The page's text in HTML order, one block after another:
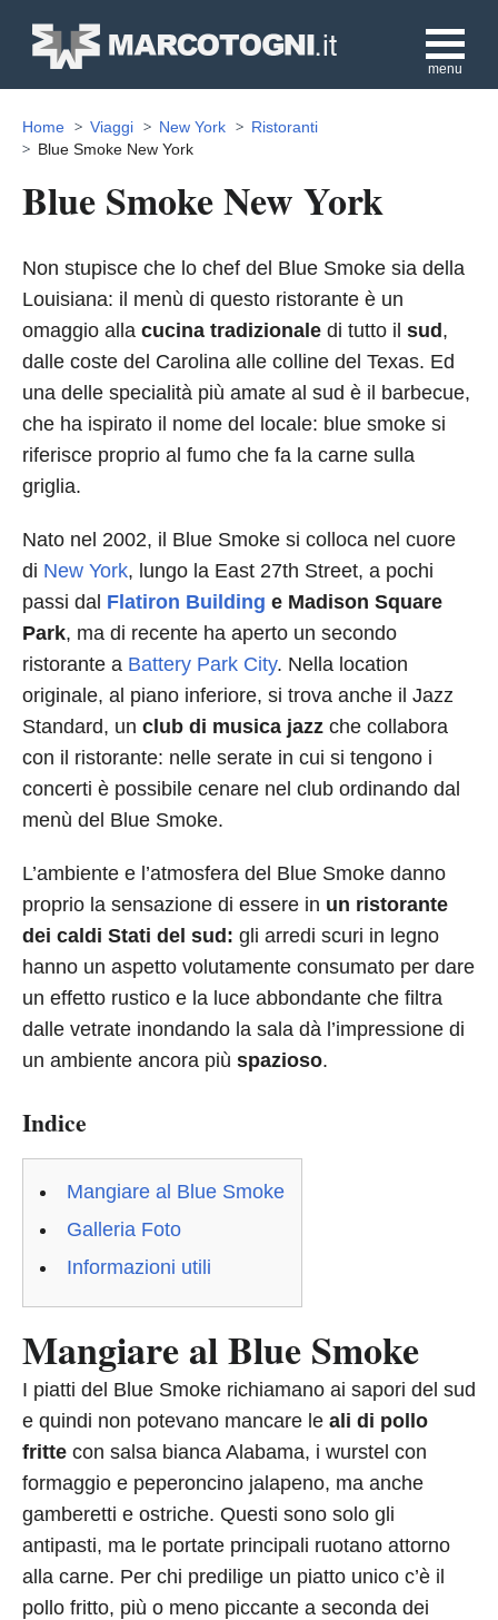
menu
Home Viaggi New York
Ristoranti
Blue Smoke New York
Blue Smoke New York
Non stupisce che lo chef del Blue Smoke sia della
Louisiana: il menù di questo ristorante è un
omaggio alla cucina tradizionale di tutto il sud ,
dalle coste del Carolina alle colline del Texas. Ed
una delle specialità più amate al sud è il barbecue,
che ha ispirato il nome del locale: blue smoke si
riferisce proprio al fumo che fa la carne sulla
griglia.
Nato nel 2002, il Blue Smoke si colloca nel cuore
di New York, lungo la East 27th Street, a pochi
passi dal Flatiron Building e Madison Square
Park, ma di recente ha aperto un secondo
ristorante a Battery Park City. Nella location
originale, al piano inferiore, si trova anche il Jazz
Standard, un club di musica jazz che collabora
con il ristorante: nelle serate in cui si tengono i
concerti è possibile cenare nel club ordinando dal
menù del Blue Smoke.
L’ambiente e l’atmosfera del Blue Smoke danno
proprio la sensazione di essere in un ristorante
dei caldi Stati del sud: gli arredi scuri in legno
hanno un aspetto volutamente consumato per dare
un effetto rustico e la luce abbondante che filtra
dalle vetrate inondando la sala dà l’impressione di
un ambiente ancora più spazioso.
Indice
Mangiare al Blue Smoke
Galleria Foto
Informazioni utili
Mangiare al Blue Smoke
I piatti del Blue Smoke richiamano ai sapori del sud
e quindi non potevano mancare le ali di pollo
fritte con salsa bianca Alabama, i wurstel con
formaggio e peperoncino jalapeno, ma anche
gamberetti e ostriche. Questi sono solo gli
antipasti, ma le portate principali ruotano attorno
alla carne. Per chi predilige un piatto unico c’è il
pollo fritto, più o meno piccante a seconda dei